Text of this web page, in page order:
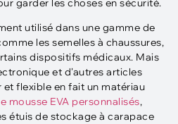
garder les choses en sécurité.
utilisé dans une gamme de
les semelles à chaussures,
dispositifs médicaux. Mais
et d'autres articles
flexible en fait un matériau
mousse EVA personnalisés,
étuis de stockage à carapace